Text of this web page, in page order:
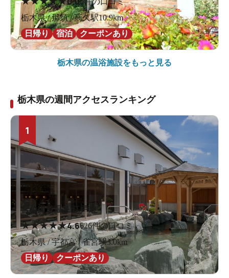
栃木県 / 那須 / 高久駅10.9km
日帰り
宿泊 クーポンあり
栃木県の温浴施設をもっと見る
栃木県の週間アクセスランキング
1
宮の街道温泉 江戸遊
★★★★★4.6626件の口コミ
栃木県 / 宇都宮 / 雀宮駅3.0km
日帰り
クーポンあり